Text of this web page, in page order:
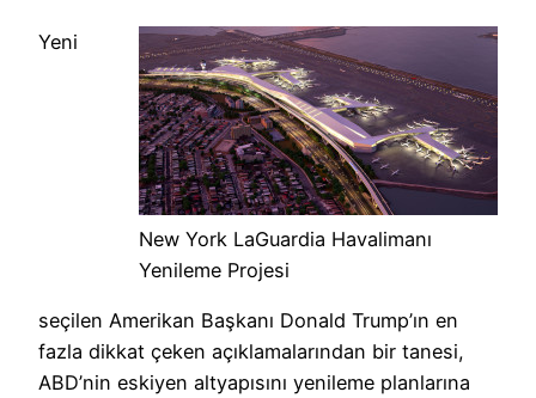
New York LaGuardia Havalimanı
Yenileme Projesi
Yeni
seçilen Amerikan Başkanı Donald Trump’ın en
fazla dikkat çeken açıklamalarından bir tanesi,
ABD’nin eskiyen altyapısını yenileme planlarına